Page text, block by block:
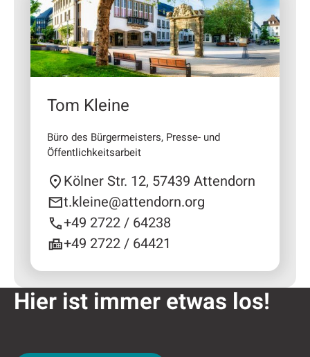
Tom Kleine
Büro des Bürgermeisters, Presse- und
Öffentlichkeitsarbeit
Kölner Str. 12, 57439 Attendorn
t.kleine@attendorn.org
+49 2722 / 64238
+49 2722 / 64421
Hier ist immer etwas los!